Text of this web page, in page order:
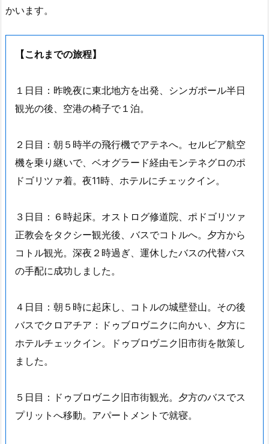
かいます。
【これまでの旅程】
１日目：昨晩夜に東北地方を出発、シンガポール半日
観光の後、空港の椅子で１泊。
２日目：朝５時半の飛行機でアテネへ。セルビア航空
機を乗り継いで、ベオグラード経由モンテネグロのポ
ドゴリツァ着。夜11時、ホテルにチェックイン。
３日目：６時起床。オストログ修道院、ポドゴリツァ
正教会をタクシー観光後、バスでコトルへ。夕方から
コトル観光。深夜２時過ぎ、運休したバスの代替バス
の手配に成功しました。
４日目：朝５時に起床し、コトルの城壁登山。その後
バスでクロアチア：ドゥブロヴニクに向かい、夕方に
ホテルチェックイン。ドゥブロヴニク旧市街を散策し
ました。
５日目：ドゥブロヴニク旧市街観光。夕方のバスでス
プリットへ移動。アパートメントで就寝。